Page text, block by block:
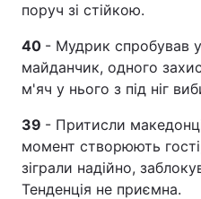
поруч зі стійкою.
40 - Мудрик спробував
майданчик, одного
м'яч у нього з під ніг
39 - Притисли
момент створюють
зіграли надійно,
Тенденція не приємна.